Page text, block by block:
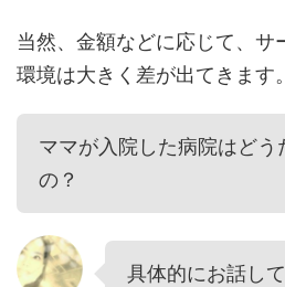
当然、金額などに応じて、サ
環境は大きく差が出てきます。
ママが入院した病院はどう
の？
具体的にお話し